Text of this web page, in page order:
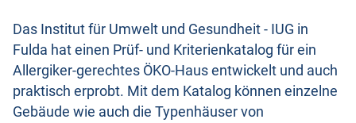
Das Institut für Umwelt und Gesundheit - IUG in
Fulda hat einen Prüf- und Kriterienkatalog für ein
Allergiker-gerechtes ÖKO-Haus entwickelt und auch
praktisch erprobt. Mit dem Katalog können einzelne
Gebäude wie auch die Typenhäuser von